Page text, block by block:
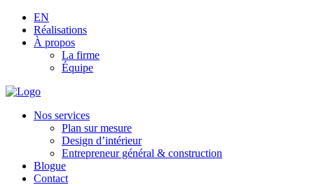
EN
Réalisations
À propos
La firme
Équipe
Nos services
Plan sur mesure
Design d’intérieur
Entrepreneur général & construction
Blogue
Contact